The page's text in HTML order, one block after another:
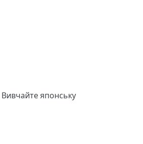
Вивчайте японську